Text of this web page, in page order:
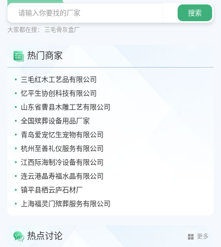
大家都在搜： 三毛骨灰盒厂
热门商家
三毛红木工艺品有限公司
忆平生协创科技有限公司
山东省曹县木雕工艺有限公司
全国殡葬设备用品厂家
青岛爱宠忆生宠物有限公司
杭州至善礼仪服务有限公司
江西际海制冷设备有限公司
连云港晶寿福水晶有限公司
镇平县栖云庐石材厂
上海福灵门殡葬服务有限公司
热点讨论 更多